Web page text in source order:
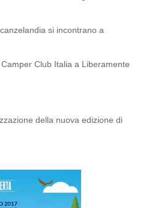
si incontrano a
Club Italia a Liberamente
della nuova edizione di